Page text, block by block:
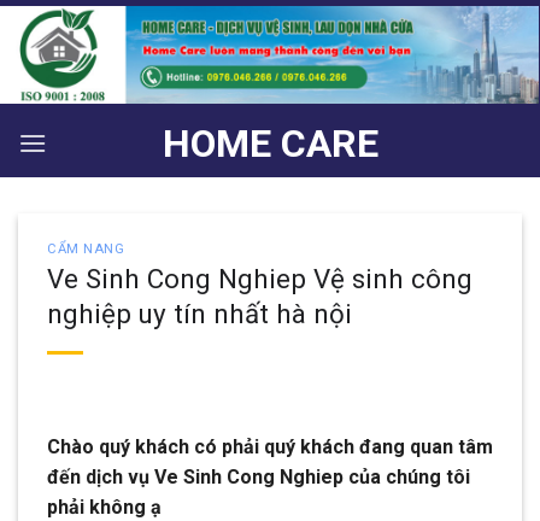
Bỏ
qua
nội
dung
HOME CARE
CẨM NANG
Ve Sinh Cong Nghiep Vệ sinh công
nghiệp uy tín nhất hà nội
Chào quý khách có phải quý khách đang quan tâm
đến dịch vụ Ve Sinh Cong Nghiep của chúng tôi
phải không ạ